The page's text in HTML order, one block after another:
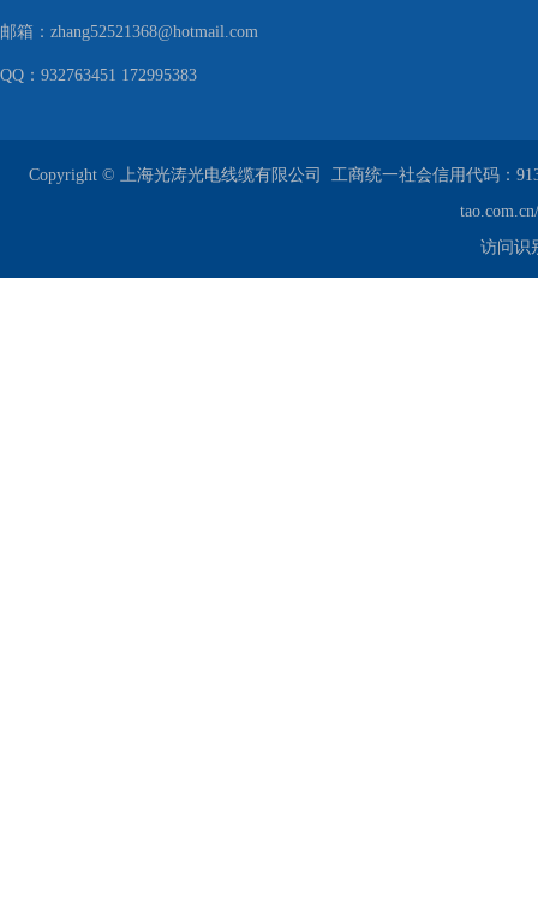
邮箱：zhang52521368@hotmail.com
QQ：932763451 172995383
Copyright © 上海光涛光电线缆有限公司 工商统一社会信用代码：
访问